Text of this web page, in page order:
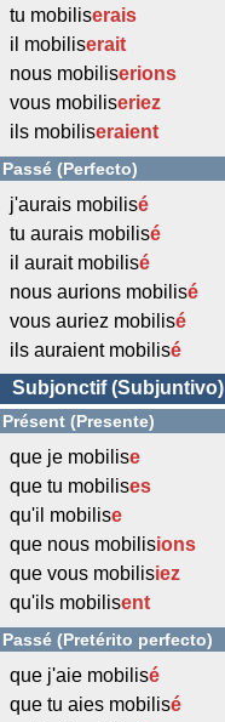
tu mobiliserais
il mobiliserait
nous mobiliserions
vous mobiliseriez
ils mobiliseraient
Passé (Perfecto)
j'aurais mobilisé
tu aurais mobilisé
il aurait mobilisé
nous aurions mobilisé
vous auriez mobilisé
ils auraient mobilisé
Subjonctif (Subjuntivo)
Présent (Presente)
que je mobilise
que tu mobilises
qu'il mobilise
que nous mobilisions
que vous mobilisiez
qu'ils mobilisent
Passé (Pretérito perfecto)
que j'aie mobilisé
que tu aies mobilisé